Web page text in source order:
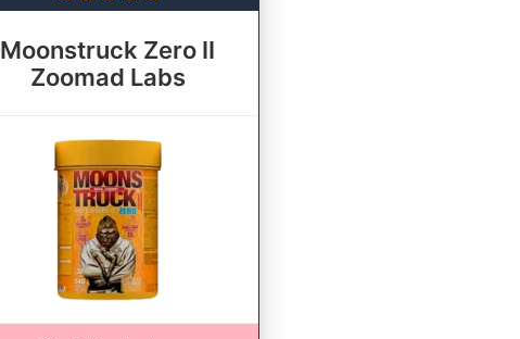
Moonstruck Zero II
Zoomad Labs